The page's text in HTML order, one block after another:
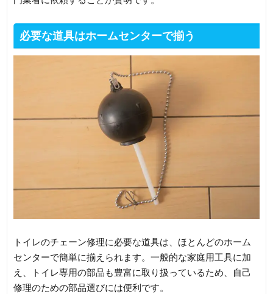
必要な道具はホームセンターで揃う
トイレのチェーン修理に必要な道具は、ほとんどのホーム
センターで簡単に揃えられます。一般的な家庭用工具に加
え、トイレ専用の部品も豊富に取り扱っているため、自己
修理のための部品選びには便利です。